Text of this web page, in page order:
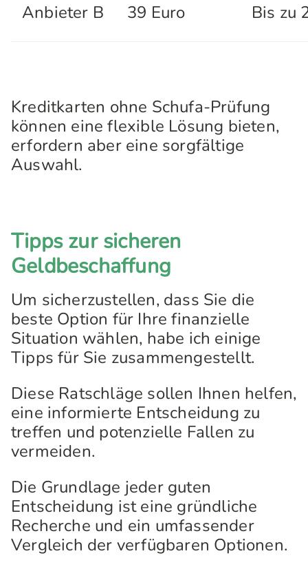
Anbieter B
39 Euro Bis zu
Kreditkarten ohne Schufa-Prüfung
können eine flexible Lösung bieten,
erfordern aber eine sorgfältige
Auswahl.
Tipps zur sicheren
Geldbeschaffung
Um sicherzustellen, dass Sie die
beste Option für Ihre finanzielle
Situation wählen, habe ich einige
Tipps für Sie zusammengestellt.
Diese Ratschläge sollen Ihnen helfen,
eine informierte Entscheidung zu
treffen und potenzielle Fallen zu
vermeiden.
Die Grundlage jeder guten
Entscheidung ist eine gründliche
Recherche und ein umfassender
Vergleich der verfügbaren Optionen.